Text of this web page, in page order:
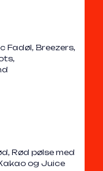
Fadøl, Breezers,
Rød pølse med
og Juice